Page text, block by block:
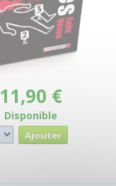
11,90 €
Disponible